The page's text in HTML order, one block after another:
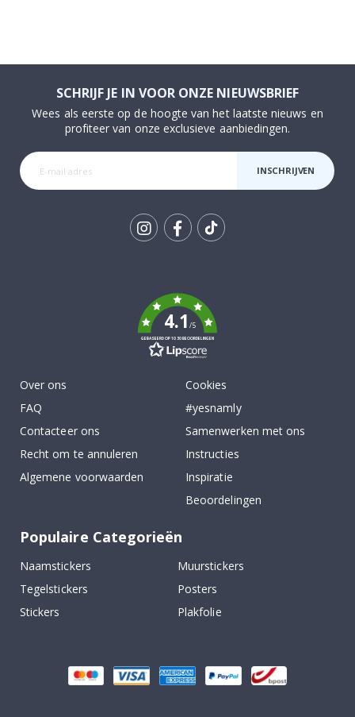
SCHRIJF JE IN VOOR ONZE NIEUWSBRIEF
Wees als eerste op de hoogte van het laatste nieuws en
profiteer van onze exclusieve aanbiedingen.
INSCHRIJVEN
4.1/5
GEBASEERD OP 1030 BEOORDELINGEN
Over ons
FAQ
Contacteer ons
Recht om te annuleren
Algemene voorwaarden
Cookies
#yesnamly
Samenwerken met ons
Instructies
Inspiratie
Beoordelingen
Populaire Categorieën
Naamstickers
Muurstickers
Tegelstickers
Posters
Stickers
Plakfolie